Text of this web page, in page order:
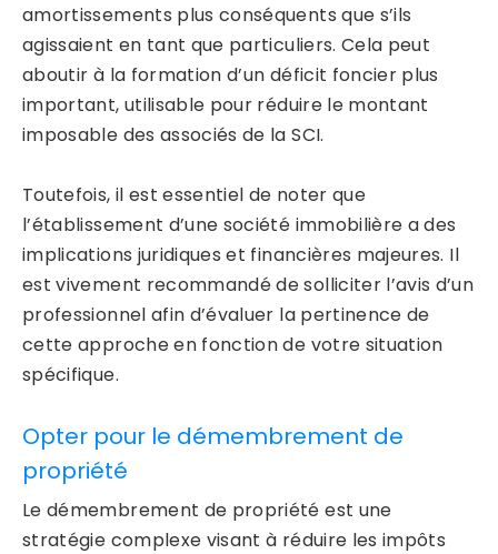
amortissements plus conséquents que s’ils
agissaient en tant que particuliers. Cela peut
aboutir à la formation d’un déficit foncier plus
important, utilisable pour réduire le montant
imposable des associés de la SCI.
Toutefois, il est essentiel de noter que
l’établissement d’une société immobilière a des
implications juridiques et financières majeures. Il
est vivement recommandé de solliciter l’avis d’un
professionnel afin d’évaluer la pertinence de
cette approche en fonction de votre situation
spécifique.
Opter pour le démembrement de
propriété
Le démembrement de propriété est une
stratégie complexe visant à réduire les impôts